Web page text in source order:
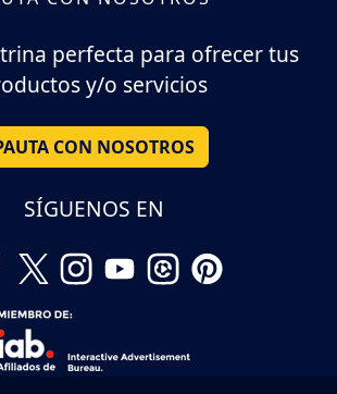
perfecta para ofrecer tus
y/o servicios
CON NOSOTROS
SÍGUENOS EN